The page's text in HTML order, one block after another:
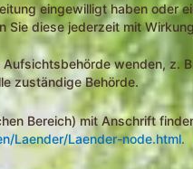
eingewilligt haben oder
Sie diese jederzeit mit
wenden,
zuständige Behörde.
Bereich) mit Anschrift
Laender/Laender-node.html.